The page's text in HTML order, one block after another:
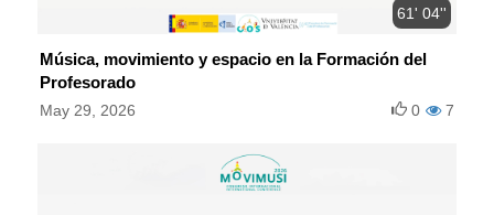
61' 04''
Música, movimiento y espacio en la Formación del
Profesorado
May 29, 2026 7
0